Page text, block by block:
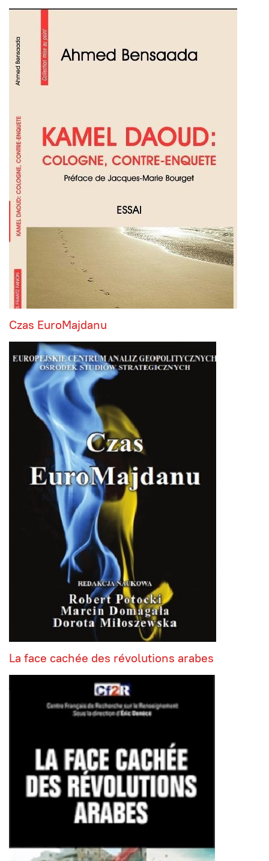
Czas EuroMajdanu
La face cachée des révolutions arabes